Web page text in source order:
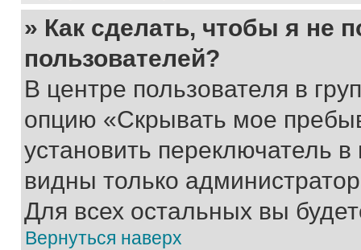
» Как сделать, чтобы я не
пользователей?
В центре пользователя в
опцию «Скрывать мое
установить переключатель
видны только
Для всех остальных вы
Вернуться наверх